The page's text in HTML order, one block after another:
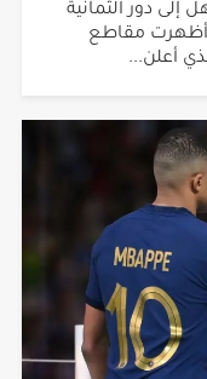
دور الثمانية
وأظهرت مقاطع